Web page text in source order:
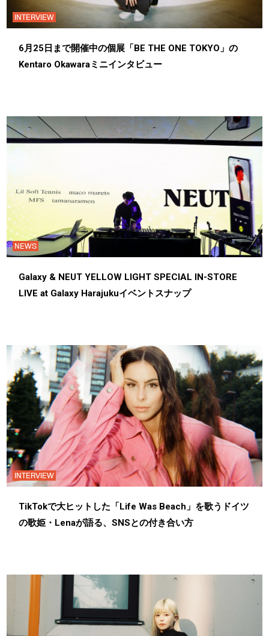
INTERVIEW
6月25日まで開催中の個展「BE THE ONE TOKYO」の
Kentaro Okawaraミニインタビュー
NEWS
Galaxy & NEUT YELLOW LIGHT SPECIAL IN-STORE
LIVE at Galaxy Harajukuイベントスナップ
INTERVIEW
TikTokで大ヒットした「Life Was Beach」を歌うドイツ
の歌姫・Lenaが語る、SNSとの付き合い方